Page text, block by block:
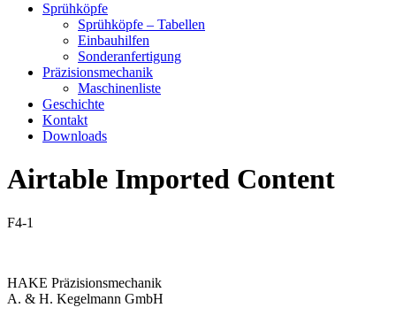
Sprühköpfe
Sprühköpfe – Tabellen
Einbauhilfen
Sonderanfertigung
Präzisionsmechanik
Maschinenliste
Geschichte
Kontakt
Downloads
Airtable Imported Content
F4-1
HAKE Präzisionsmechanik
A. & H. Kegelmann GmbH